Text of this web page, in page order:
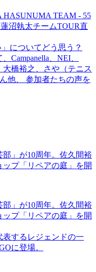
HASUNUMA TEAM - 55
蓮沼執太チームTOUR直
についてどう思う？
Campanella、NEI、
橋裕之、さや（テニス
他、 参加者たちの声を
」が10周年。佐久間裕
プ「リペアの庭」を開
」が10周年。佐久間裕
プ「リペアの庭」を開
するレジェンドの一
に登場。